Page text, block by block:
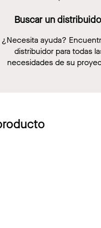
Buscar un
¿Necesita ayuda?
distribuidor para todas
necesidades de su